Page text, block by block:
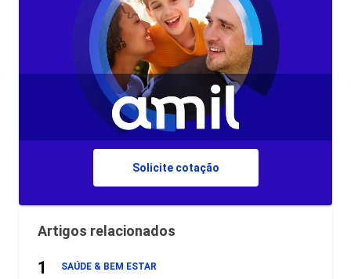
Solicite cotação
Artigos relacionados
1 SAÚDE & BEM ESTAR